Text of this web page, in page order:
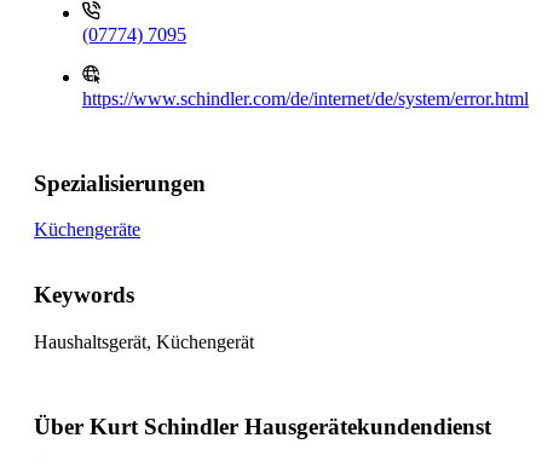
(07774) 7095
https://www.schindler.com/de/internet/de/system/error.html
Spezialisierungen
Küchengeräte
Keywords
Haushaltsgerät, Küchengerät
Über Kurt Schindler Hausgerätekundendienst